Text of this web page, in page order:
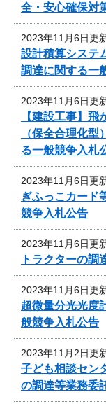
全・安心確保対
2023年11月6日更
設計積算システ
調達に関する一
2023年11月6日更
【建設工事】
（保全合理化
る一般競争入札
2023年11月6日更
ぎふっこカード
競争入札公告
2023年11月6日更
トラクターの調
2023年11月6日更
超微量分光光度
般競争入札公告
2023年11月2日更
子ども相談セン
の調達等業務委